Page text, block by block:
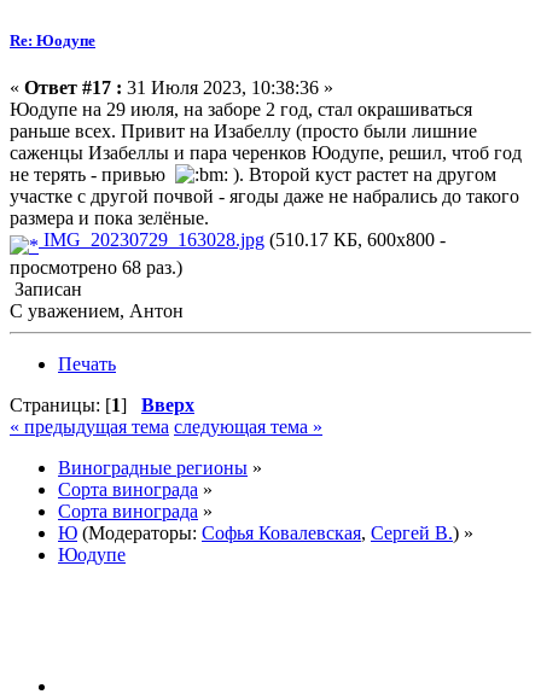
Re: Юодупе
« Ответ #17 : 31 Июля 2023, 10:38:36 »
Юодупе на 29 июля, на заборе 2 год, стал окрашиваться
раньше всех. Привит на Изабеллу (просто были лишние
саженцы Изабеллы и пара черенков Юодупе, решил, чтоб год
не терять - привью
). Второй куст растет на другом
участке с другой почвой - ягоды даже не набрались до такого
размера и пока зелёные.
IMG_20230729_163028.jpg (510.17 КБ, 600x800 -
просмотрено 68 раз.)
Записан
С уважением, Антон
Печать
Страницы: [1] Вверх
« предыдущая тема следующая тема »
Виноградные регионы »
Сорта винограда »
Сорта винограда »
Ю (Модераторы: Софья Ковалевская, Сергей В.) »
Юодупе